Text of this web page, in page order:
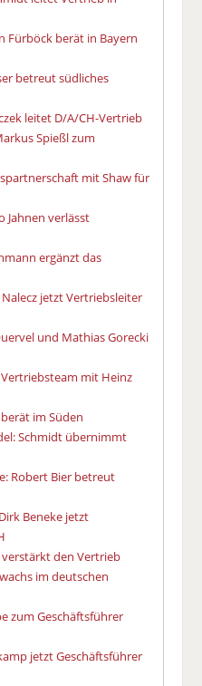
Fürböck berät in Bayern
betreut südliches
leitet D/A/CH-Vertrieb
Spießl zum
mit Shaw für
Jahnen verlässt
ergänzt das
jetzt Vertriebsleiter
und Mathias Gorecki
mit Heinz
im Süden
Schmidt übernimmt
Robert Bier betreut
Beneke jetzt
den Vertrieb
im deutschen
zum Geschäftsführer
jetzt Geschäftsführer